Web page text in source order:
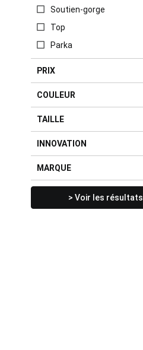
Soutien-gorge
Top
Parka
PRIX
COULEUR
TAILLE
INNOVATION
MARQUE
> Voir les résultats